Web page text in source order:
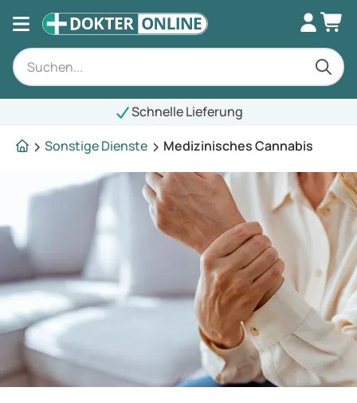
Schnelle Lieferung
Sonstige Dienste
Medizinisches Cannabis